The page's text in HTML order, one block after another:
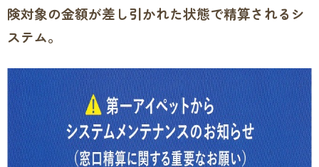
険対象の金額が差し引かれた状態で精算されるシ
ステム。